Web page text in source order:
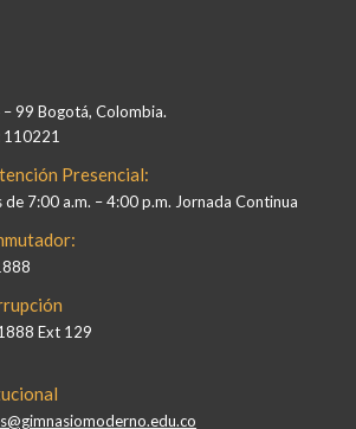
99 Bogotá, Colombia.
110221
Presencial:
de 7:00 a.m. – 4:00 p.m. Jornada Continua
Ext 129